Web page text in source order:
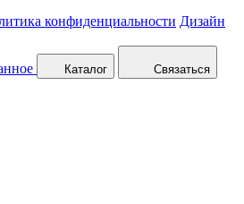
конфиденциальности Дизайн
Каталог Связаться